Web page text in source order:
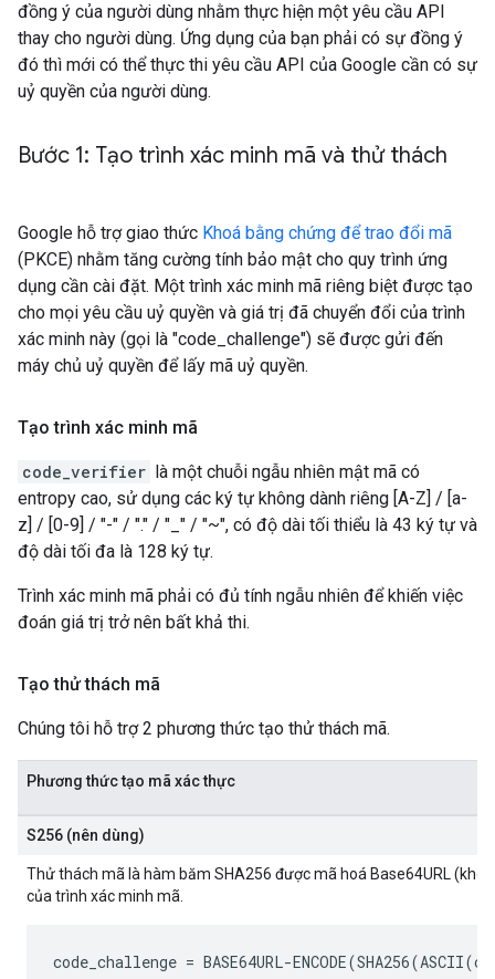
đồng ý của người dùng nhằm thực hiện một yêu cầu API
thay cho người dùng. Ứng dụng của bạn phải có sự đồng ý
đó thì mới có thể thực thi yêu cầu API của Google cần có sự
uỷ quyền của người dùng.
Bước 1: Tạo trình xác minh mã và thử thách
Google hỗ trợ giao thức Khoá bằng chứng để trao đổi mã
(PKCE) nhằm tăng cường tính bảo mật cho quy trình ứng
dụng cần cài đặt. Một trình xác minh mã riêng biệt được tạo
cho mọi yêu cầu uỷ quyền và giá trị đã chuyển đổi của trình
xác minh này (gọi là "code_challenge") sẽ được gửi đến
máy chủ uỷ quyền để lấy mã uỷ quyền.
Tạo trình xác minh mã
code_verifier là một chuỗi ngẫu nhiên mật mã có
entropy cao, sử dụng các ký tự không dành riêng [A-Z] / [a-
z] / [0-9] / "-" / "." / "_" / "~", có độ dài tối thiểu là 43 ký tự và
độ dài tối đa là 128 ký tự.
Trình xác minh mã phải có đủ tính ngẫu nhiên để khiến việc
đoán giá trị trở nên bất khả thi.
Tạo thử thách mã
Chúng tôi hỗ trợ 2 phương thức tạo thử thách mã.
Phương thức tạo mã xác thực
S256 (nên dùng)
Thử thách mã là hàm băm SHA256 được mã hoá Base64URL
của trình xác minh mã.
code_challenge = BASE64URL-ENCODE(SHA256(ASCII(